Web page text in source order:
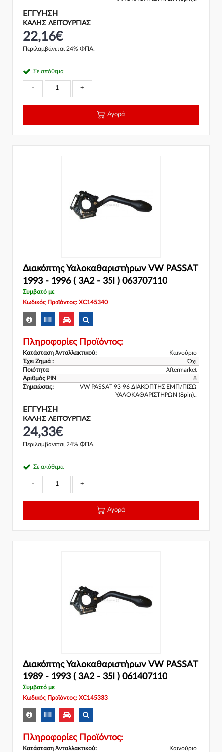
ΕΓΓΎΗΣΗ
ΚΑΛΗΣ ΛΕΙΤΟΥΡΓΙΑΣ
22,16€
Περιλαμβάνεται 24% ΦΠΑ.
Σε απόθεμα
- +
Αγορά
Διακόπτης Υαλοκαθαριστήρων VW PASSAT
1993 - 1996 ( 3A2 - 35I ) 063707110
Συμβατό με
Κωδικός Προϊόντος: XC145340
Πληροφορίες Προϊόντος:
Κατάσταση Ανταλλακτικού:
Καινούριο
Έχει Ζημιά :
Όχι
Ποιότητα
Aftermarket
Αριθμός PIN
8
Σημειώσεις:
VW PASSAT 93-96 ΔΙΑΚΟΠΤΗΣ ΕΜΠ/ΠΙΣΩ
ΥΑΛΟΚΑΘΑΡΙΣΤΗΡΩΝ (8pin)..
ΕΓΓΎΗΣΗ
ΚΑΛΗΣ ΛΕΙΤΟΥΡΓΙΑΣ
24,33€
Περιλαμβάνεται 24% ΦΠΑ.
Σε απόθεμα
- +
Αγορά
Διακόπτης Υαλοκαθαριστήρων VW PASSAT
1989 - 1993 ( 3A2 - 35I ) 061407110
Συμβατό με
Κωδικός Προϊόντος: XC145333
Πληροφορίες Προϊόντος:
Κατάσταση Ανταλλακτικού:
Καινούριο